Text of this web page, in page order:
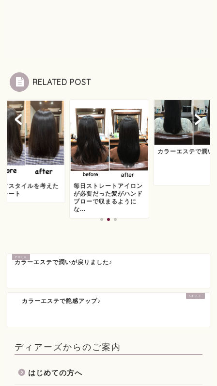
RELATED POST
フスタイルを考えた
レート
毎日ストレートアイロン
が必要だった髪がハンド
ブローで収まるように
な...
カラーエステで潤い
カラーエステで潤いが戻りました♪
カラーエステで艶感アップ♪
ディアーズからのご案内
はじめての方へ